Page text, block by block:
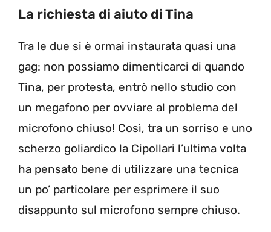
La richiesta di aiuto di Tina
Tra le due si è ormai instaurata quasi una
gag: non possiamo dimenticarci di quando
Tina, per protesta, entrò nello studio con
un megafono per ovviare al problema del
microfono chiuso! Così, tra un sorriso e uno
scherzo goliardico la Cipollari l’ultima volta
ha pensato bene di utilizzare una tecnica
un po’ particolare per esprimere il suo
disappunto sul microfono sempre chiuso.